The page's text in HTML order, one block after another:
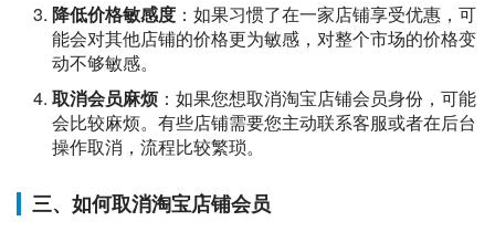
降低价格敏感度 ：如果习惯了在一家店铺享受优惠，可
能会对其他店铺的价格更为敏感，对整个市场的价格变
动不够敏感。
取消会员麻烦：如果您想取消淘宝店铺会员身份，可能
会比较麻烦。有些店铺需要您主动联系客服或者在后台
操作取消，流程比较繁琐。
三、如何取消淘宝店铺会员